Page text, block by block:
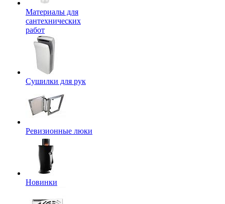
Материалы для
сантехнических
работ
Сушилки для рук
Ревизионные люки
Новинки